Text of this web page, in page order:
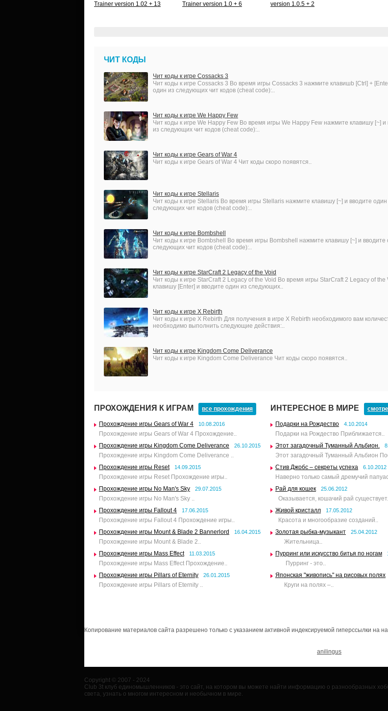
Trainer version 1.02 + 13
Trainer version 1.0 + 6
version 1.0.5 + 2
ЧИТ КОДЫ
Чит коды к игре Cossacks 3
Чит коды к игре Cossacks 3 Во время игры Cossacks 3 нажмите клавишb [Ctrl] +
один из следующих чит кодов (cheat code):..
Чит коды к игре We Happy Few
Чит коды к игре We Happy Few Во время игры We Happy Few нажмите клавишу [~] и
из следующих чит кодов (cheat code):..
Чит коды к игре Gears of War 4
Чит коды к игре Gears of War 4 Чит коды скоро появятся..
Чит коды к игре Stellaris
Чит коды к игре Stellaris Во время игры Stellaris нажмите клавишу [~] и вводите один
следующих чит кодов (cheat code):..
Чит коды к игре Bombshell
Чит коды к игре Bombshell Во время игры Bombshell нажмите клавишу [~] и вводите
следующих чит кодов (cheat code):..
Чит коды к игре StarCraft 2 Legacy of the Void
Чит коды к игре StarCraft 2 Legacy of the Void Во время игры StarCraft 2 Legacy of
клавишу [Enter] и вводите один из следующих..
Чит коды к игре X Rebirth
Чит коды к игре X Rebirth Для получения в игре X Rebirth необходимого вам
необходимо выполнить следующие действия:..
Чит коды к игре Kingdom Come Deliverance
Чит коды к игре Kingdom Come Deliverance Чит коды скоро появятся..
ПРОХОЖДЕНИЯ К ИГРАМ все прохождения
Прохождение игры Gears of War 4 10.08.2016
Прохождение игры Gears of War 4 Прохождение..
Прохождение игры Kingdom Come Deliverance
26.10.2015
Прохождение игры Kingdom Come Deliverance ..
Прохождение игры Reset
14.09.2015
Прохождение игры Reset Прохождение игры..
Прохождение игры No Man's Sky
29.07.2015
Прохождение игры No Man's Sky ..
Прохождение игры Fallout 4
17.06.2015
Прохождение игры Fallout 4 Прохождение игры..
Прохождение игры Mount & Blade 2 Bannerlord
16.04.2015
Прохождение игры Mount & Blade 2..
Прохождение игры Mass Effect
11.03.2015
Прохождение игры Mass Effect Прохождение..
Прохождение игры Pillars of Eternity
26.01.2015
Прохождение игры Pillars of Eternity ..
ИНТЕРЕСНОЕ В МИРЕ
Подарки на Рождество 4.10.2014
Подарки на Рождество Приближается..
Этот загадочный Туманный Альбион.
Этот загадочный Туманный Альбион
Стив Джобс – секреты успеха
6.10.2012
Наверно только самый дремучий
Рай для кошек
25.06.2012
Оказывается, кошачий рай
Живой кристалл
17.05.2012
Красота и многообразие созданий..
Золотая рыбка-музыкант
25.04.2012
Жительница..
Пурринг или искусство битья по ногам
Пурринг - это..
Японская "живопись" на рисовых полях
Круги на полях –..
Копирование материалов сайта разрешено только с указанием активной индексируемой гиперссылки на
anilingus
Copyright © 2007 - 2024
Club 3t клуб единомышленников - это сайт, на котором вы можете найти информацию о разнообразных
света, узнать о многом интересном и необычном в мире.